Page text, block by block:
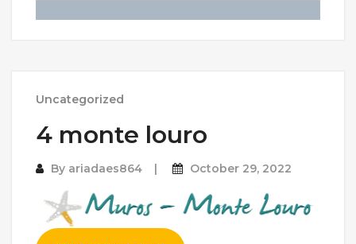
Uncategorized
4 monte louro
By ariadaes864 October 29, 2022